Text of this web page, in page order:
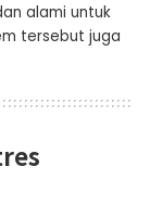
alami untuk
tersebut juga